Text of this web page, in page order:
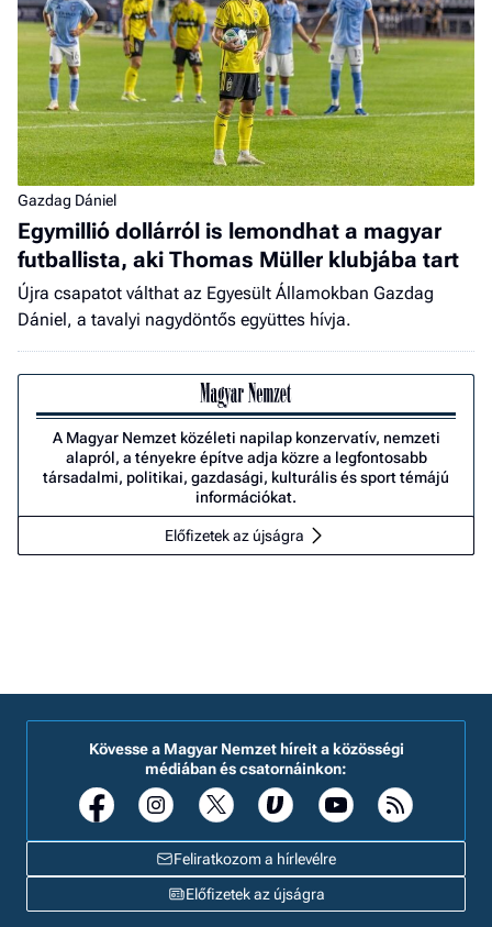
Gazdag Dániel
Egymillió dollárról is lemondhat a magyar
futballista, aki Thomas Müller klubjába tart
Újra csapatot válthat az Egyesült Államokban Gazdag
Dániel, a tavalyi nagydöntős együttes hívja.
A Magyar Nemzet közéleti napilap konzervatív, nemzeti
alapról, a tényekre építve adja közre a legfontosabb
társadalmi, politikai, gazdasági, kulturális és sport témájú
információkat.
Előfizetek az újságra
Feliratkozom a hírlevélre
Kövesse a Magyar Nemzet híreit a közösségi
médiában és csatornáinkon:
Előfizetek az újságra